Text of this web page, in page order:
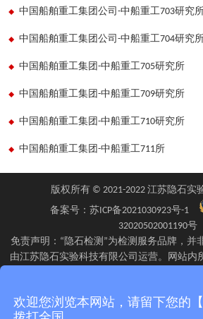
中国船舶重工集团公司-中船重工703研究
中国船舶重工集团公司-中船重工704研究
中国船舶重工集团-中船重工705研究所
中国船舶重工集团-中船重工709研究所
中国船舶重工集团-中船重工710研究所
中国船舶重工集团-中船重工711所
版权所有 © 2021-2022 江苏隐石实
备案号： 苏ICP备2021030923号-1
32020502001190号
免责声明：“隐石检测”为检测服务品牌，并
由江苏隐石实验科技有限公司运营。网站内
石检验检测有限公司、四川隐石检验检测
校验有限公司在资质认定能力范围内具体实
欢迎您浏览本网站，请留下您的